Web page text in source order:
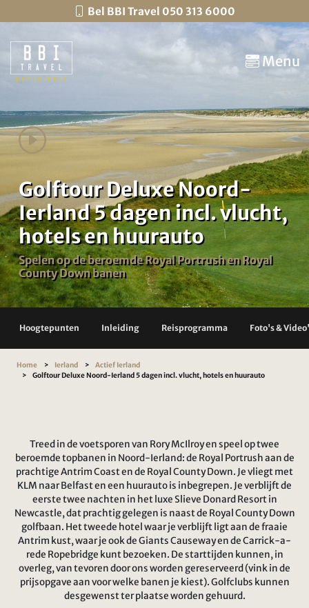
Bel BBI Travel 050 313 6000
Menu
Golftour Deluxe Noord-
Ierland 5 dagen incl. vlucht,
hotels en huurauto
Spelen op de beroemde Royal Portrush en Royal
County Down banen
Hoogtepunten Inleiding Reisprogramma Foto's &
Home Ierland
Actief Ierland
Golftour Deluxe Noord-Ierland 5 dagen incl. vlucht, hotels en huurauto
Treed in de voetsporen van Rory McIlroy en speel op twee
beroemde topbanen in Noord-Ierland: de Royal Portrush aan de
prachtige Antrim Coast en de Royal County Down. Je vliegt met
KLM naar Belfast en een huurauto is inbegrepen. Je verblijft de
eerste twee nachten in het luxe Slieve Donard Resort in
Newcastle, dat prachtig gelegen is naast de Royal County Down
golfbaan. Het tweede hotel waar je verblijft ligt aan de fraaie
Antrim kust, waar je ook de Giants Causeway en de Carrick-a-
rede Ropebridge kunt bezoeken. De starttijden kunnen, in
overleg, van tevoren door ons worden gereserveerd (vink in de
prijsopgave aan voor welke banen je kiest). Golfclubs kunnen
desgewenst ter plaatse worden gehuurd.